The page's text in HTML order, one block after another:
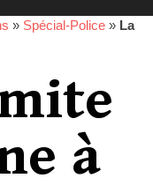
» Spécial-Police » La
à